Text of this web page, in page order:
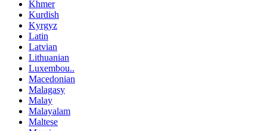
Khmer
Kurdish
Kyrgyz
Latin
Latvian
Lithuanian
Luxembou..
Macedonian
Malagasy
Malay
Malayalam
Maltese